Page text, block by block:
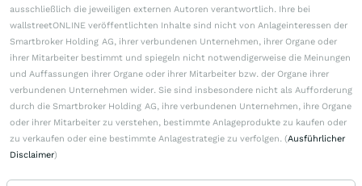
ausschließlich die jeweiligen externen Autoren verantwortlich. Ihre bei
wallstreetONLINE veröffentlichten Inhalte sind nicht von Anlageinteressen der
Smartbroker Holding AG, ihrer verbundenen Unternehmen, ihrer Organe oder
ihrer Mitarbeiter bestimmt und spiegeln nicht notwendigerweise die Meinungen
und Auffassungen ihrer Organe oder ihrer Mitarbeiter bzw. der Organe ihrer
verbundenen Unternehmen wider. Sie sind insbesondere nicht als Aufforderung
durch die Smartbroker Holding AG, ihre verbundenen Unternehmen, ihre Organe
oder ihrer Mitarbeiter zu verstehen, bestimmte Anlageprodukte zu kaufen oder
zu verkaufen oder eine bestimmte Anlagestrategie zu verfolgen. (Ausführlicher
Disclaimer)